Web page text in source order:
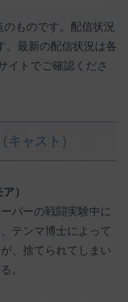
ものです。配信状況
。最新の配信状況は各
イトでご確認くださ
ャスト）
）
パーの戦闘実験中に
テンマ博士によって
、捨てられてしまい
。